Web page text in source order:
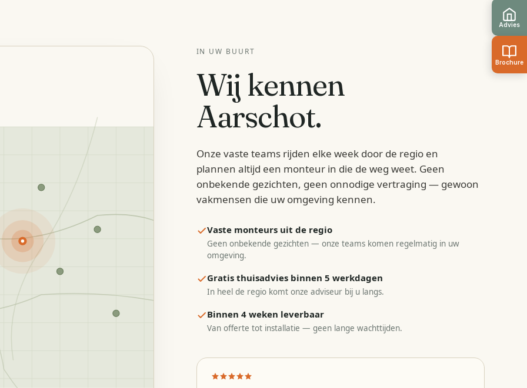
IN UW BUURT
Wij kennen
Aarschot.
Onze vaste teams rijden elke week door de regio en
plannen altijd een monteur in die de weg weet. Geen
onbekende gezichten, geen onnodige vertraging — gewoon
vakmensen die uw omgeving kennen.
Vaste monteurs uit de regio
Geen onbekende gezichten — onze teams komen regelmatig in uw
omgeving.
Gratis thuisadvies binnen 5 werkdagen
In heel de regio komt onze adviseur bij u langs.
Binnen 4 weken leverbaar
Van offerte tot installatie — geen lange wachttijden.